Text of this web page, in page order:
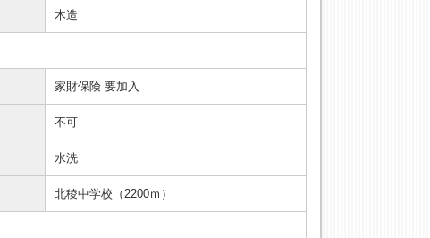
木造
家財保険 要加入
不可
水洗
北稜中学校（2200ｍ）